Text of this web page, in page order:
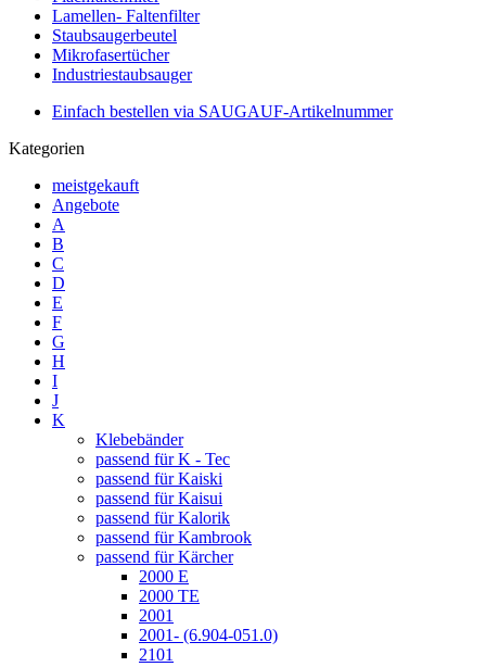
Lamellen- Faltenfilter
Staubsaugerbeutel
Mikrofasertücher
Industriestaubsauger
Einfach bestellen via SAUGAUF-Artikelnummer
Kategorien
meistgekauft
Angebote
A
B
C
D
E
F
G
H
I
J
K
Klebebänder
passend für K - Tec
passend für Kaiski
passend für Kaisui
passend für Kalorik
passend für Kambrook
passend für Kärcher
2000 E
2000 TE
2001
2001- (6.904-051.0)
2101